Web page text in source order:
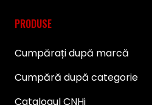
PRODUSE
Cumpărați după marcă
Cumpără după categorie
Catalogul CNHi